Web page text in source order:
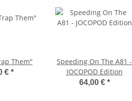
Them"
€ *
Speeding On The A81 -
JOCOPOD Edition
64,00 € *